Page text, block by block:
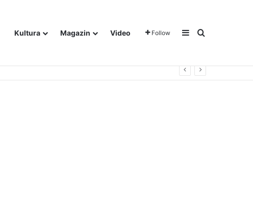
Kultura Magazin Video Follow Sidebar
Traži